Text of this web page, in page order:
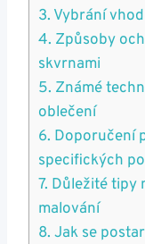
3. Vybrání
4. Způsoby
skvrnami
5. Známé
oblečení
6. Doporučení
specifických
7. Důležité tipy
malování
8. Jak se